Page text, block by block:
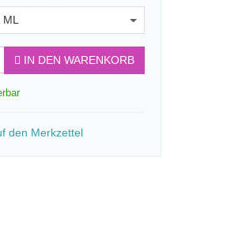
IN DEN WARENKORB
den Merkzettel